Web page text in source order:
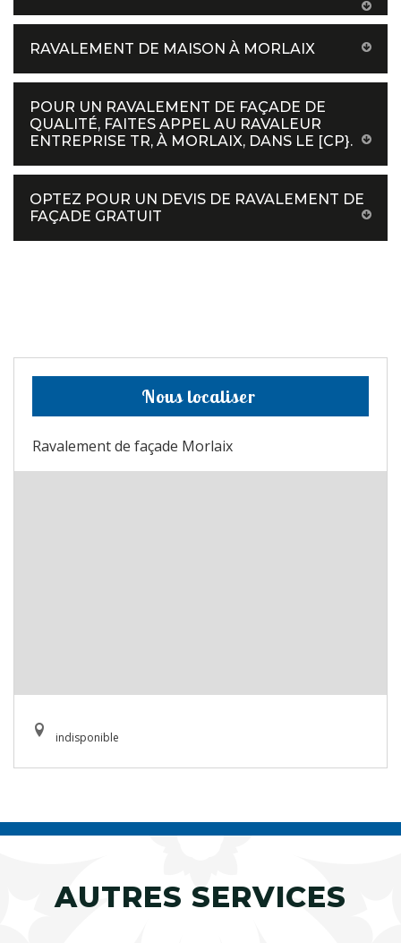
RAVALEMENT DE MAISON À MORLAIX
POUR UN RAVALEMENT DE FAÇADE DE
QUALITÉ, FAITES APPEL AU RAVALEUR
ENTREPRISE TR, À MORLAIX, DANS LE [CP}.
OPTEZ POUR UN DEVIS DE RAVALEMENT DE
FAÇADE GRATUIT
Nous localiser
Ravalement de façade Morlaix
indisponible
AUTRES SERVICES